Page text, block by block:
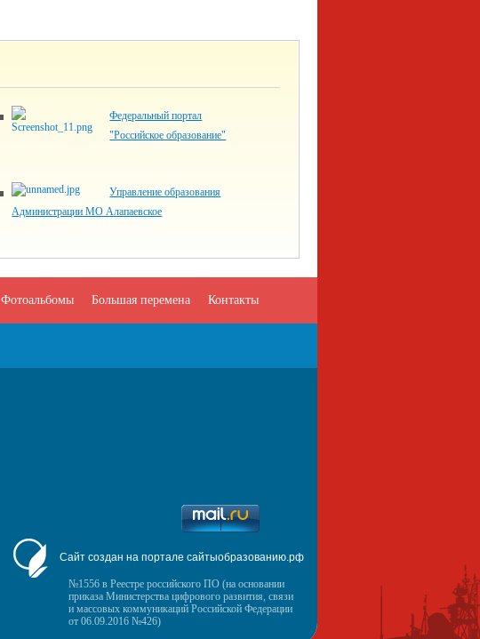
Федеральный портал
"Российское образование"
Управление образования
Администрации МО Алапаевское
Фотоальбомы Большая перемена Контакты
Сайт создан на портале сайтыобразованию.рф
№1556 в Реестре российского ПО (на основании
приказа Министерства цифрового развития, связи
и массовых коммуникаций Российской Федерации
от 06.09.2016 №426)